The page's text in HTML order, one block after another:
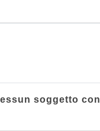
soggetto